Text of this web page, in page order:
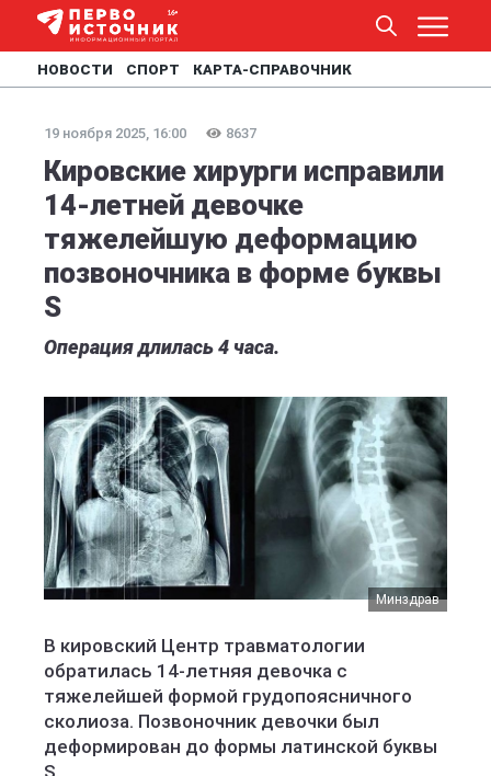
НОВОСТИ СПОРТ КАРТА-СПРАВОЧНИК
19 ноября 2025, 16:00 8637
Кировские хирурги исправили
14-летней девочке
тяжелейшую деформацию
позвоночника в форме буквы
S
Операция длилась 4 часа.
Минздрав
В кировский Центр травматологии
обратилась 14-летняя девочка с
тяжелейшей формой грудопоясничного
сколиоза. Позвоночник девочки был
деформирован до формы латинской буквы
S.